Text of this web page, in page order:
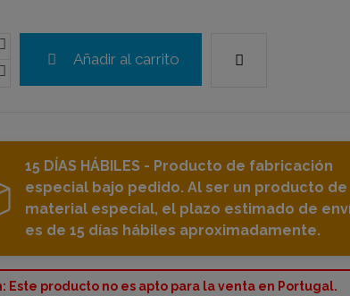
Añadir al carrito
15 DÍAS HÁBILES - Producto de fabricación
especial bajo pedido. Al ser un producto de
material especial, el plazo estimado de
es de 15 días hábiles aproximadamente.
Este producto no es apto para la venta en Portugal.